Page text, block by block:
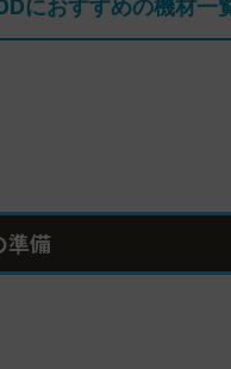
におすすめの機材一
準備